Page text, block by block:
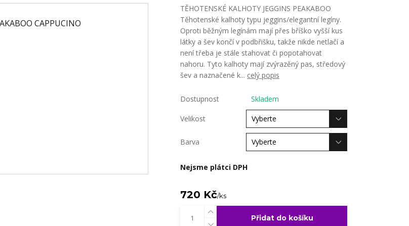
TĚHOTENSKÉ KALHOTY JEGGINS PEAKABOO
Těhotenské kalhoty typu jeggins/elegantní legíny.
Oproti běžným legínám mají přes bříško vyšší kus
látky a šev končí v podbřišku, takže nikde netlačí a
není třeba je stále stahovat či popotahovat
nahoru. Tyto kalhoty mají zvýrazěný pas, středový
šev a naznačené k... celý popis
Dostupnost Skladem
Velikost
Barva
Nejsme plátci DPH
720 Kč/ks
Přidat do košíku